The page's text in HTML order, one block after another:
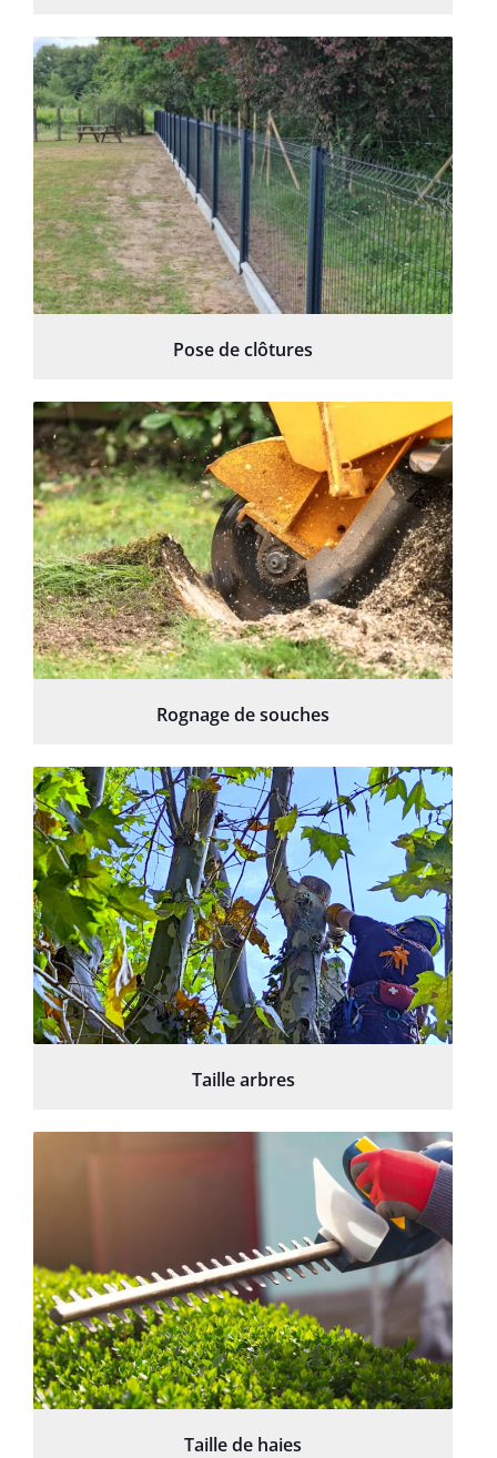
Pose de clôtures
Rognage de souches
Taille arbres
Taille de haies